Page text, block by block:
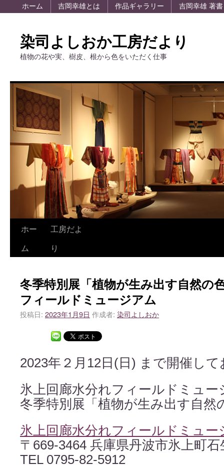
ホーム 吉岡幸雄とは 作品ギャラリー 吉岡幸雄 著書
染司よしおか工房だより
植物の花や実、樹皮、根から色をいただく仕事
ホー
ム
工房だよ
り
冬季特別展「植物が生み出す自然の
フィールドミュージアム
投稿日: 2023年1月9日 作成者: 染司よしおか
2023年２月12日(日) まで開催し
氷上回廊水分れフィールドミュー
冬季特別展「植物が生み出す自然
氷上回廊水分れフィールドミュー
〒669-3464 兵庫県丹波市氷上町石
TEL 0795-82-5912